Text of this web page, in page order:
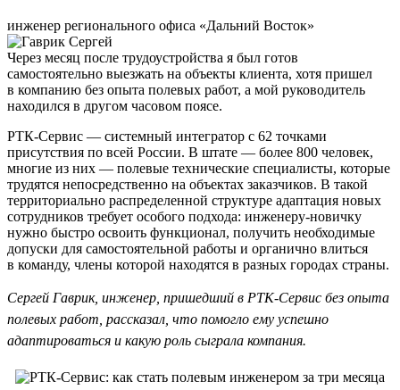
инженер регионального офиса «Дальний Восток»
Через месяц после трудоустройства я был готов
самостоятельно выезжать на объекты клиента, хотя пришел
в компанию без опыта полевых работ, а мой руководитель
находился в другом часовом поясе.
РТК-Сервис — системный интегратор с 62 точками
присутствия по всей России. В штате — более 800 человек,
многие из них — полевые технические специалисты, которые
трудятся непосредственно на объектах заказчиков. В такой
территориально распределенной структуре адаптация новых
сотрудников требует особого подхода: инженеру-новичку
нужно быстро освоить функционал, получить необходимые
допуски для самостоятельной работы и органично влиться
в команду, члены которой находятся в разных городах страны.
Сергей Гаврик, инженер, пришедший в РТК-Сервис без опыта
полевых работ, рассказал, что помогло ему успешно
адаптироваться и какую роль сыграла компания.